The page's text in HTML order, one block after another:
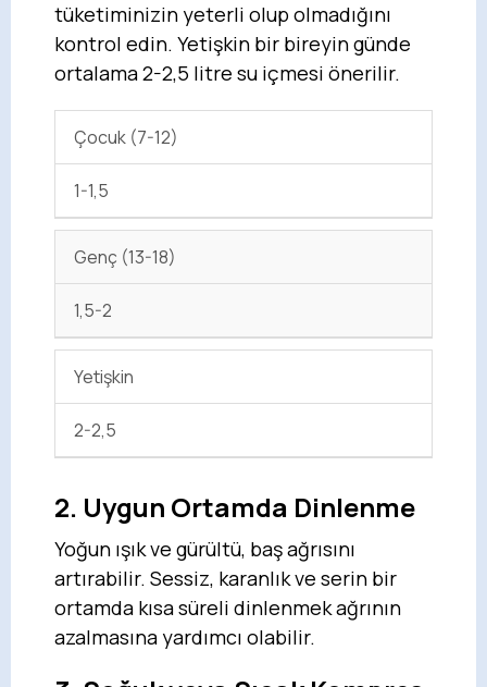
tüketiminizin yeterli olup olmadığını
kontrol edin. Yetişkin bir bireyin günde
ortalama 2-2,5 litre su içmesi önerilir.
Çocuk (7-12)
1-1,5
Genç (13-18)
1,5-2
Yetişkin
2-2,5
2. Uygun Ortamda Dinlenme
Yoğun ışık ve gürültü, baş ağrısını
artırabilir. Sessiz, karanlık ve serin bir
ortamda kısa süreli dinlenmek ağrının
azalmasına yardımcı olabilir.